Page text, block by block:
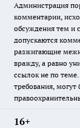
Администрация
комментарии,
обсуждения тем и
допускаются
разжигающие
вражду, а равно
ссылок не по
требования,
16+